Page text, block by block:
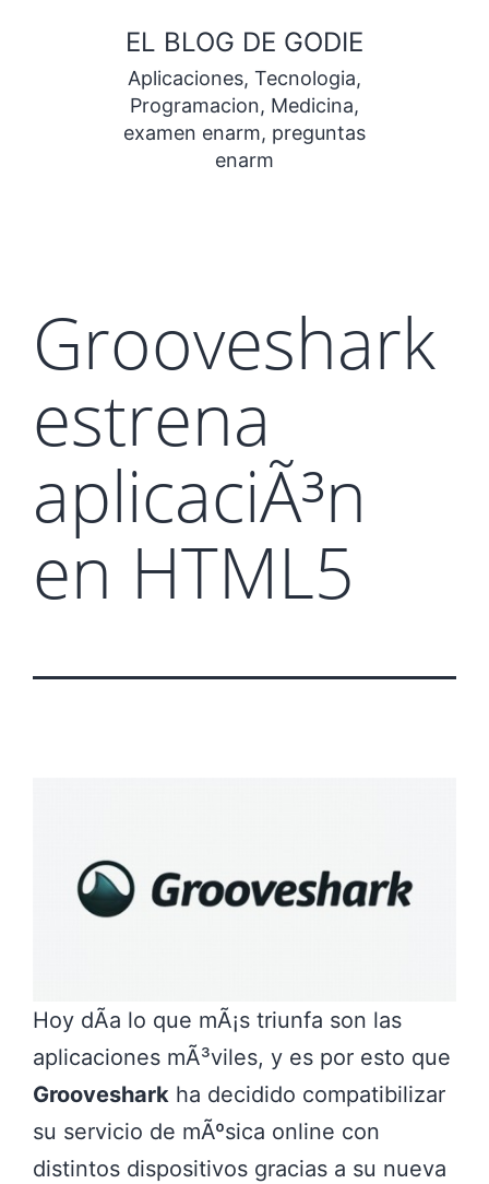
contenido
EL BLOG DE GODIE
Aplicaciones, Tecnologia,
Programacion, Medicina,
examen enarm, preguntas
enarm
Grooveshark
estrena
aplicaciÃ³n
en HTML5
Hoy dÃ­a lo que mÃ¡s triunfa son las
aplicaciones mÃ³viles, y es por esto que
Grooveshark ha decidido compatibilizar
su servicio de mÃºsica online con
distintos dispositivos gracias a su nueva